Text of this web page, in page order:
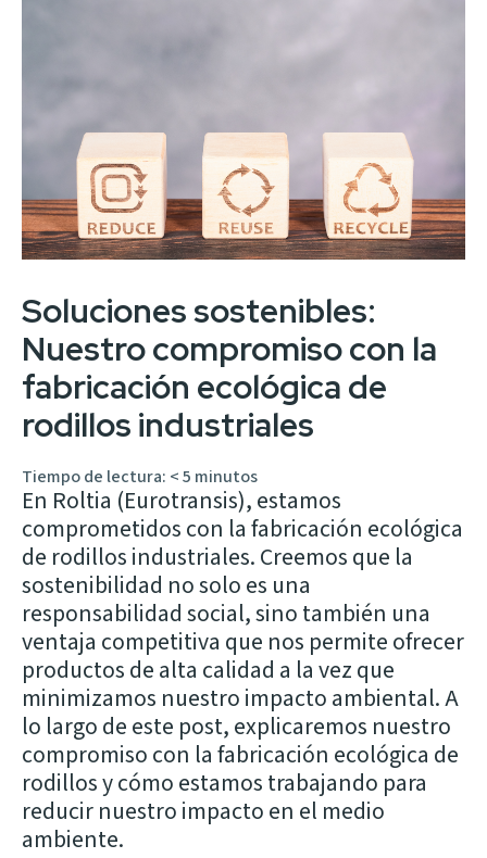
Soluciones sostenibles:
Nuestro compromiso con la
fabricación ecológica de
rodillos industriales
Tiempo de lectura: < 5 minutos
En Roltia (Eurotransis), estamos
comprometidos con la fabricación ecológica
de rodillos industriales. Creemos que la
sostenibilidad no solo es una
responsabilidad social, sino también una
ventaja competitiva que nos permite ofrecer
productos de alta calidad a la vez que
minimizamos nuestro impacto ambiental. A
lo largo de este post,explicaremos nuestro
compromiso con la fabricación ecológica de
rodillos y cómo estamos trabajando para
reducir nuestro impacto en el medio
ambiente.